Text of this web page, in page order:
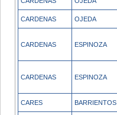
CARDENAS OJEDA
CARDENAS ESPINOZA
CARDENAS ESPINOZA
CARES BARRIENTOS